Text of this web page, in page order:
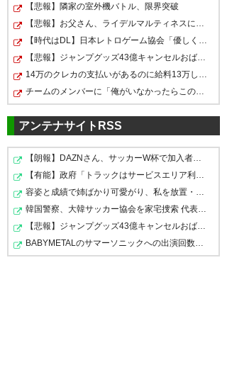
ギッフィーがユニフォーム送っ
たら岐阜にデルピエロと高橋先
生が来てくれることになっ
た！！！ キャプテン翼がユニフ
ォームに載ってるのはFC岐阜だ
け！！！！ #fcgifu #キャプテン
翼https://t.co/W7IWqg2aoe
— 白鳥士郎 (nankagun)2018,
8月 11
マ、マジかよ！！デルピエロが
岐阜に！！！！イタリア大好き
の俺、ヤバイ、ヤバイ、ヤバ
イ！！！！びっしょ濡
れ！！！！デルピエロや
で！！！！ FC岐阜！！FC岐
阜！！
https://t.co/ZnGZA4n0F3
— マチャトモ (masatomoGP)
2018, 8月 11
ああああああ！キャプテン翼が
きっかけでサッカーにのめり込
み、インザーギとデルピエロと
ジダンがいた時代のユーべが好
きでユニホーム買ったわたくし
のストライクゾーンにストレー
トを投げ込んでくるFC岐阜
様！！！
— tama (tama12NGE)2018, 8
月 11
【悲報】隣家の室外機バトル、限界突破
アンテナサイトRSS